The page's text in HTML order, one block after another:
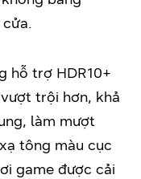
hỗ trợ HDR10+
trội hơn, khả
làm mượt
tông màu cục
game được cải